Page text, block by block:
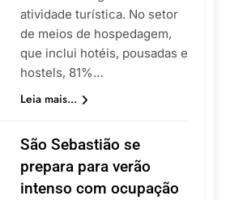
atividade turística. No setor
de meios de hospedagem,
que inclui hotéis, pousadas e
hostels, 81%…
Leia mais...
São Sebastião se
prepara para verão
intenso com ocupação